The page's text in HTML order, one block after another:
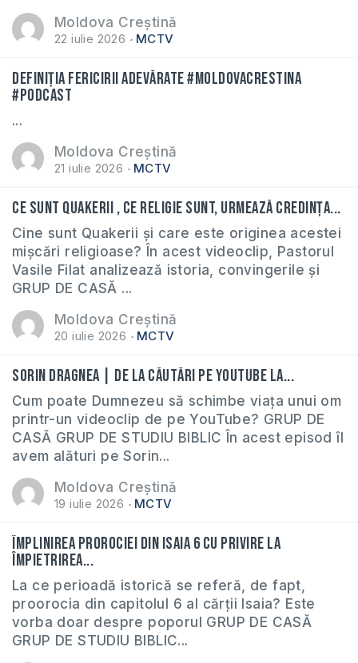
Moldova Creștină
22 iulie 2026 MCTV
Definiția fericirii adevărate #moldovacrestina
#podcast
...
Moldova Creștină
21 iulie 2026 MCTV
Ce sunt Quakerii , ce religie sunt, urmează credința...
Cine sunt Quakerii și care este originea acestei
mișcări religioase? În acest videoclip, Pastorul
Vasile Filat analizează istoria, convingerile și
GRUP DE CASĂ ...
Moldova Creștină
20 iulie 2026 MCTV
Sorin Dragnea | De la căutări pe YouTube la...
Cum poate Dumnezeu să schimbe viața unui om
printr-un videoclip de pe YouTube? GRUP DE
CASĂ GRUP DE STUDIU BIBLIC În acest episod îl
avem alături pe Sorin...
Moldova Creștină
19 iulie 2026 MCTV
Împlinirea prorociei din Isaia 6 cu privire la
împietrirea...
La ce perioadă istorică se referă, de fapt,
proorocia din capitolul 6 al cărții Isaia? Este
vorba doar despre poporul GRUP DE CASĂ
GRUP DE STUDIU BIBLIC...